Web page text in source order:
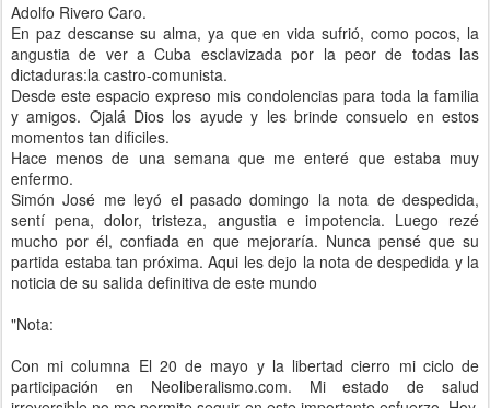
Adolfo Rivero Caro.
En paz descanse su alma, ya que en vida sufrió, como pocos, la
angustia de ver a Cuba esclavizada por la peor de todas las
dictaduras:la castro-comunista.
Desde este espacio expreso mis condolencias para toda la familia
y amigos. Ojalá Dios los ayude y les brinde consuelo en estos
momentos tan dificiles.
Hace menos de una semana que me enteré que estaba muy
enfermo.
Simón José me leyó el pasado domingo la nota de despedida,
sentí pena, dolor, tristeza, angustia e impotencia. Luego rezé
mucho por él, confiada en que mejoraría. Nunca pensé que su
partida estaba tan próxima. Aqui les dejo la nota de despedida y la
noticia de su salida definitiva de este mundo
"Nota:
Con mi columna El 20 de mayo y la libertad cierro mi ciclo de
participación en Neoliberalismo.com. Mi estado de salud